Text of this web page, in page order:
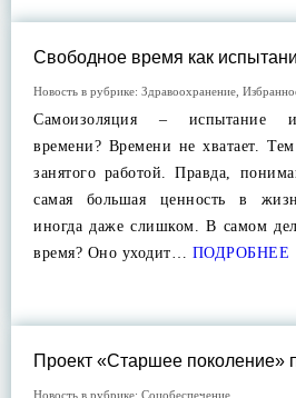
Свободное время как
Новость в рубрике: Здравоохранение
Самоизоляция – испытание
времени? Времени не хватает.
занятого работой. Правда,
самая большая ценность в
иногда даже слишком. В самом
время? Оно уходит… ПОДРОБНЕЕ
Проект «Старшее поколение»
Новость в рубрике: Соцобеспечение